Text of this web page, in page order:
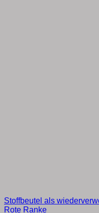
Stoffbeutel als
Rote Ranke